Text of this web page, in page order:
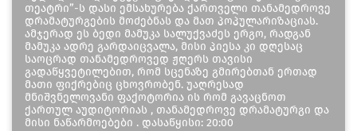
თეატრი”-ს დასი ემსახურება ქართველი თანამედროვე
დრამატურგების მოძებნას და მათ პოპულარიზაციას.
ამჯერად ეს ბედი მამუკა სალუქვაძეს ერგო, რადგან
მამუკა ადრე გარდაიცვალა, მისი პიესა კი დღესაც
საოცრად თანამედროვედ ჟღერს თავისი
გადაწყვეტილებით, რომ სცენაზე გმირებთან ერთად
მათი ფიქრებიც ცხოვრობენ. უაღრესად
მნიშვნელოვანი ფაქოტორია ის რომ გავაცნოთ
ქართულ აუდიტორიას , თანამედროვე დრამატურგი და
მისი ნაწარმოებები . დასაწყისი: 20:00